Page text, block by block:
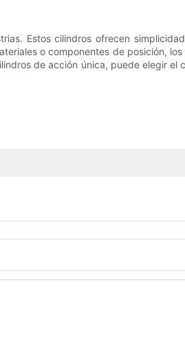
Estos cilindros ofrecen
o componentes de posición,
de acción única, puede elegir el